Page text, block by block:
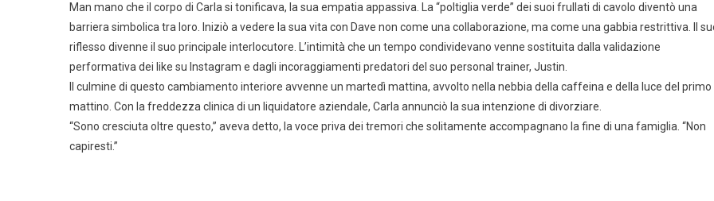
Man mano che il corpo di Carla si tonificava, la sua empatia appassiva. La “poltiglia verde” dei suoi frullati di cavolo diventò una
barriera simbolica tra loro. Iniziò a vedere la sua vita con Dave non come una collaborazione, ma come una gabbia restrittiva. Il
riflesso divenne il suo principale interlocutore. L’intimità che un tempo condividevano venne sostituita dalla validazione
performativa dei like su Instagram e dagli incoraggiamenti predatori del suo personal trainer, Justin.
Il culmine di questo cambiamento interiore avvenne un martedì mattina, avvolto nella nebbia della caffeina e della luce del primo
mattino. Con la freddezza clinica di un liquidatore aziendale, Carla annunciò la sua intenzione di divorziare.
“Sono cresciuta oltre questo,” aveva detto, la voce priva dei tremori che solitamente accompagnano la fine di una famiglia. “Non
capiresti.”